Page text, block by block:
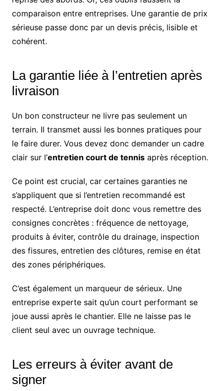
comparaison entre entreprises. Une garantie de prix
sérieuse passe donc par un devis précis, lisible et
cohérent.
La garantie liée à l’entretien après
livraison
Un bon constructeur ne livre pas seulement un
terrain. Il transmet aussi les bonnes pratiques pour
le faire durer. Vous devez donc demander un cadre
clair sur l’entretien court de tennisaprès réception.
Ce point est crucial, car certaines garanties ne
s’appliquent que si l’entretien recommandé est
respecté. L’entreprise doit donc vous remettre des
consignes concrètes : fréquence de nettoyage,
produits à éviter, contrôle du drainage, inspection
des fissures, entretien des clôtures, remise en état
des zones périphériques.
C’est également un marqueur de sérieux. Une
entreprise experte sait qu’un court performant se
joue aussi après le chantier. Elle ne laisse pas le
client seul avec un ouvrage technique.
Les erreurs à éviter avant de
signer